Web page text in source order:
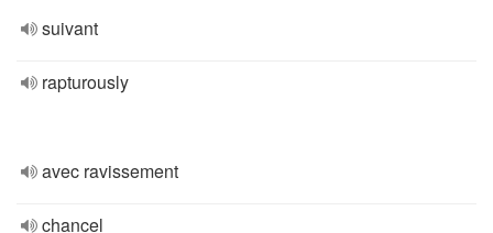
suivant
rapturously
avec ravissement
chancel